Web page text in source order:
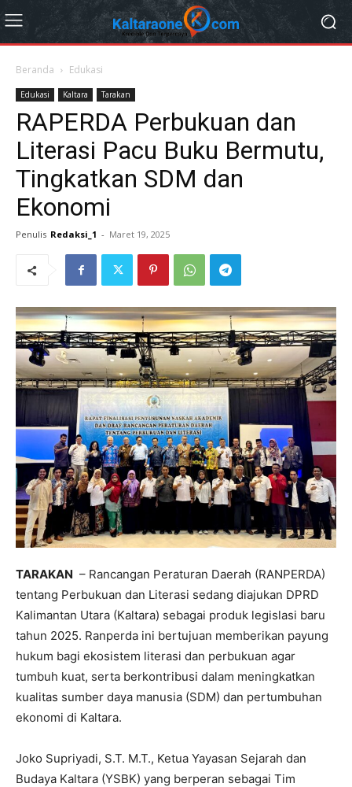
Beranda Edukasi
Edukasi Kaltara Tarakan
RAPERDA Perbukuan dan
Literasi Pacu Buku Bermutu,
Tingkatkan SDM dan
Ekonomi
Penulis Redaksi_1 - Maret 19, 2025
TARAKAN – Rancangan Peraturan Daerah (RANPERDA)
tentang Perbukuan dan Literasi sedang diajukan DPRD
Kalimantan Utara (Kaltara) sebagai produk legislasi baru
tahun 2025. Ranperda ini bertujuan memberikan payung
hukum bagi ekosistem literasi dan perbukuan agar
tumbuh kuat, serta berkontribusi dalam meningkatkan
kualitas sumber daya manusia (SDM) dan pertumbuhan
ekonomi di Kaltara.
Joko Supriyadi, S.T. M.T., Ketua Yayasan Sejarah dan
Budaya Kaltara (YSBK) yang berperan sebagai Tim